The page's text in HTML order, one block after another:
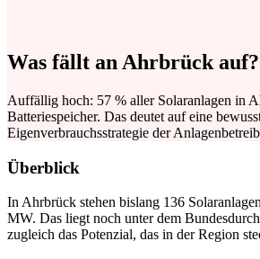
Was fällt an Ahrbrück auf?
Auffällig hoch: 57 % aller Solaranlagen in
Batteriespeicher. Das deutet auf eine
Eigenverbrauchsstrategie der
Überblick
In Ahrbrück stehen bislang 136
MW. Das liegt noch unter dem
zugleich das Potenzial, das in der Region